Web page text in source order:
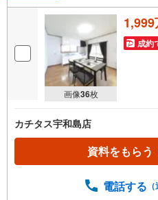
画像36枚
1,999
成約
カチタス宇和島店
資料をもらう
電話する